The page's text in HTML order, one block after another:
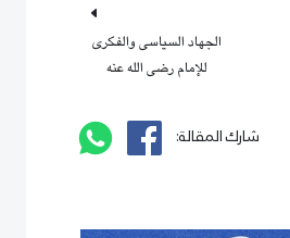
الجهاد السياسى والفكرى
للإمام رضى الله عنه
شارك المقالة: